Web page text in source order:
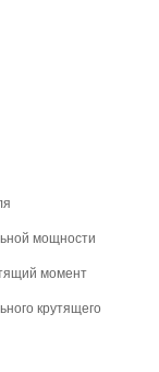
мощности
момент
крутящего